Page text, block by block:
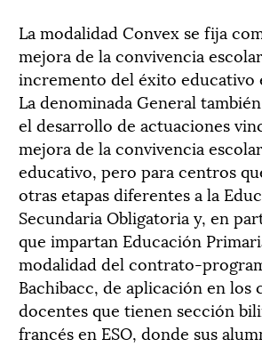
La modalidad Convex se fija
mejora de la convivencia
incremento del éxito educativo
La denominada General
el desarrollo de actuaciones
mejora de la convivencia
educativo, pero para centros
otras etapas diferentes a la
Secundaria Obligatoria y, en
que impartan Educación
modalidad del contrato-
Bachibacc, de aplicación en
docentes que tienen sección
francés en ESO, donde sus